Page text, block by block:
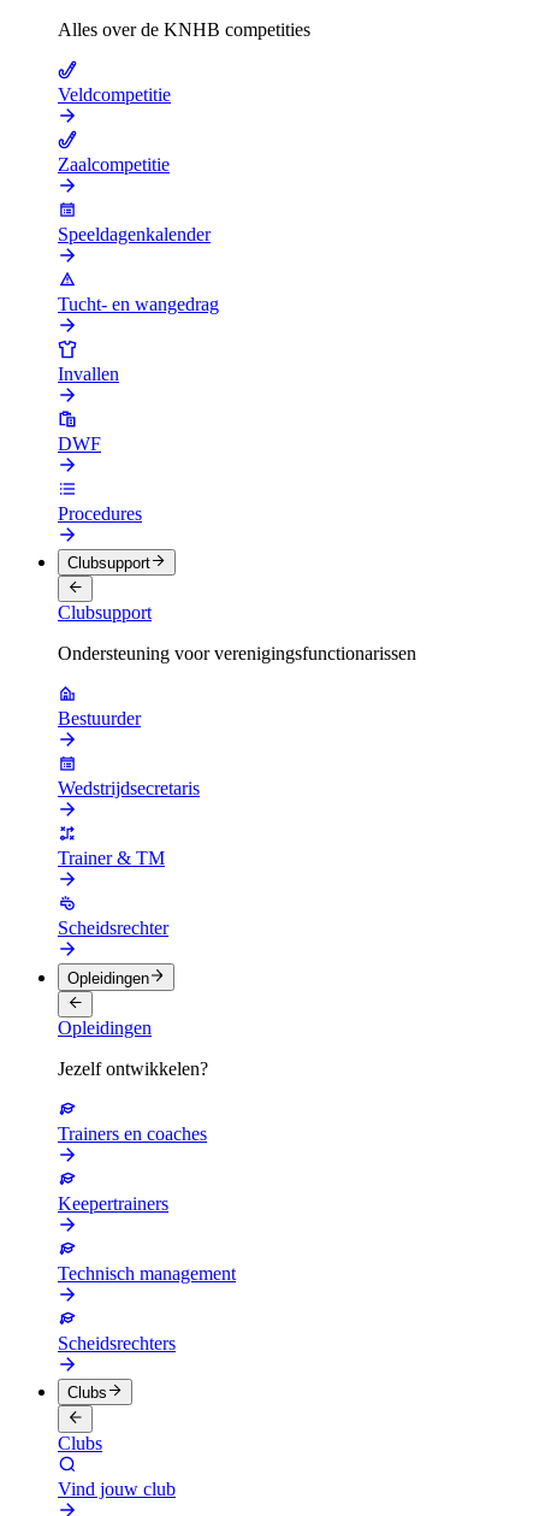
Alles over de KNHB competities
Veldcompetitie
Zaalcompetitie
Speeldagenkalender
Tucht- en wangedrag
Invallen
DWF
Procedures
Clubsupport
Clubsupport
Ondersteuning voor verenigingsfunctionarissen
Bestuurder
Wedstrijdsecretaris
Trainer & TM
Scheidsrechter
Opleidingen
Opleidingen
Jezelf ontwikkelen?
Trainers en coaches
Keepertrainers
Technisch management
Scheidsrechters
Clubs
Clubs
Vind jouw club